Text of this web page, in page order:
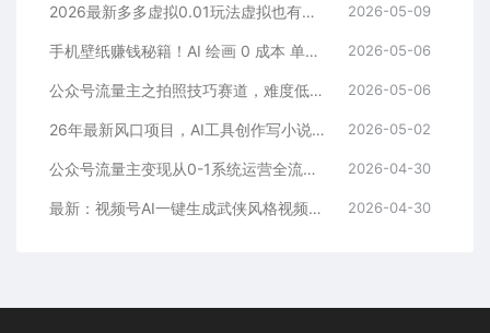
2026最新多多虚拟0.01玩法虚拟也有新门路轻松日入2500! 2026-05-09
手机壁纸赚钱秘籍！AI 绘画 0 成本 单店狂销 3.8 万单 2026-05-06
公众号流量主之拍照技巧赛道，难度低+流量大，起号第一篇就爆了10w阅读！ 2026-05-06
26年最新风口项目，AI工具创作写小说，轻松实现日入1000+ 2026-05-02
公众号流量主变现从0-1系统运营全流程讲解！ 2026-04-30
最新：视频号AI一键生成武侠风格视频，狂撸视频号分成收益，学完轻松日入1000+ 2026-04-30